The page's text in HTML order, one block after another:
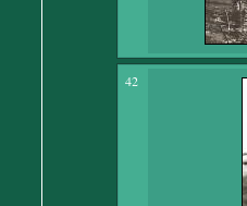
42